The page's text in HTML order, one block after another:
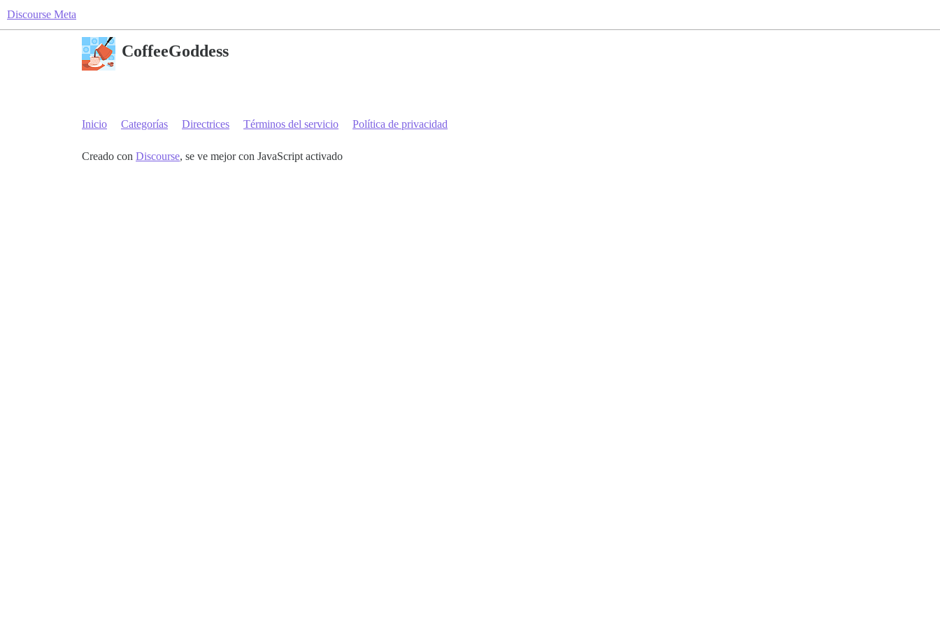
Discourse Meta
CoffeeGoddess
Inicio Categorías Directrices Términos del servicio Política de privacidad
Creado con Discourse, se ve mejor con JavaScript activado